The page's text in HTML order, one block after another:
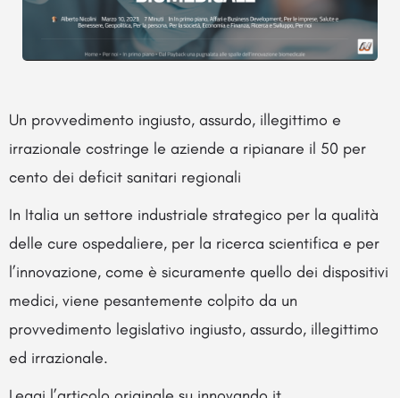
Un provvedimento ingiusto, assurdo, illegittimo e
irrazionale costringe le aziende a ripianare il 50 per
cento dei deficit sanitari regionali
In Italia un settore industriale strategico per la qualità
delle cure ospedaliere, per la ricerca scientifica e per
l’innovazione, come è sicuramente quello dei dispositivi
medici, viene pesantemente colpito da un
provvedimento legislativo ingiusto, assurdo, illegittimo
ed irrazionale.